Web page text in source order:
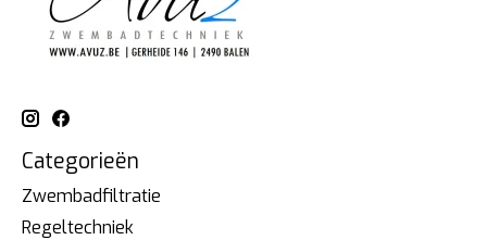
Categorieën
Zwembadfiltratie
Regeltechniek